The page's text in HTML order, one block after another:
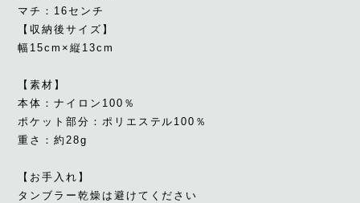
マチ：16センチ
【収納後サイズ】
幅15cm×縦13cm
【素材】
本体：ナイロン100％
ポケット部分：ポリエステル100％
重さ：約28g
【お手入れ】
タンブラー乾燥は避けてください